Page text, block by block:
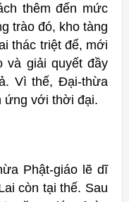
thêm đến mức
trào đó, kho tàng
thác triệt để, mới
và giải quyết đầy
Vì thế, Đại-thừa
ứng với thời đại.
Phật-giáo lẽ dĩ
còn tại thế. Sau